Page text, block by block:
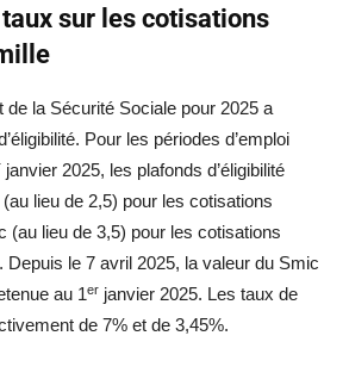
sur les cotisations
de la Sécurité Sociale pour 2025 a
Pour les périodes d’emploi
janvier 2025, les plafonds d’éligibilité
lieu de 2,5) pour les cotisations
(au lieu de 3,5) pour les cotisations
Depuis le 7 avril 2025, la valeur du Smic
au 1er janvier 2025. Les taux de
de 7% et de 3,45%.